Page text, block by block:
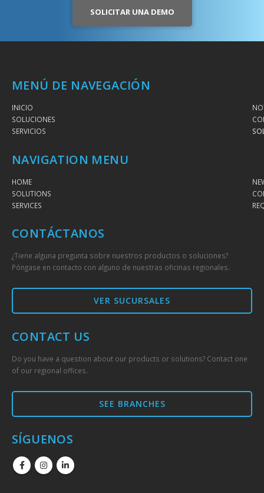
SOLICITAR UNA DEMO
MENÚ DE NAVEGACIÓN
INICIO
SOLUCIONES
SERVICIOS
NAVIGATION MENU
HOME
SOLUTIONS
SERVICES
CONTÁCTANOS
¿Tiene alguna pregunta sobre nuestros productos o soluciones?
Póngase en contacto con alguno de nuestras oficinas regionales.
VER SUCURSALES
CONTACT US
Do you have a question about our products or solutions? Contact one
of our regional offices.
SEE BRANCHES
SÍGUENOS